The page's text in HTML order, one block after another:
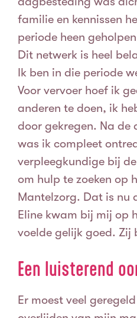
familie en kennissen
periode heen
Dit netwerk is heel
Ik ben in die periode
Voor vervoer hoef ik
anderen te doen, ik
door gekregen. Na de
was ik compleet
verpleegkundige bij
om hulp te zoeken op
Mantelzorg. Dat is nu
Eline kwam bij mij op
voelde gelijk goed. Zij
Een luisterend
Er moest veel